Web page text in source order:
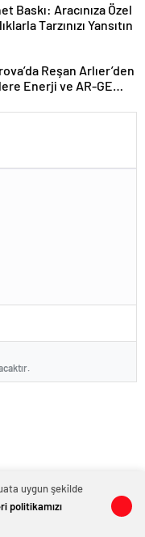
Baskı: Aracınıza Özel
Tarzınızı Yansıtın
Reşan Arlıer’den
Enerji ve AR-GE
uygun şekilde
politikamızı